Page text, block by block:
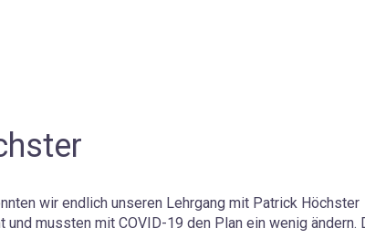
wir endlich unseren Lehrgang mit Patrick Höchster
mussten mit COVID-19 den Plan ein wenig ändern.